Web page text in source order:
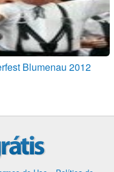
Blumenau 2012